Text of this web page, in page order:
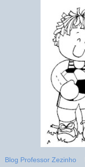
Blog Professor Zezinho